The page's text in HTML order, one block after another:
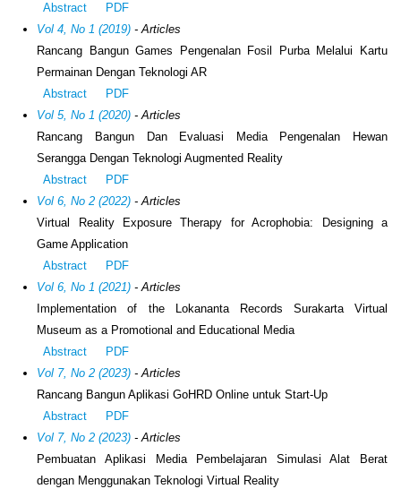
Abstract
PDF
Vol 4, No 1 (2019) - Articles
Rancang Bangun Games Pengenalan Fosil Purba Melalui Kartu
Permainan Dengan Teknologi AR
Abstract
PDF
Vol 5, No 1 (2020) - Articles
Rancang Bangun Dan Evaluasi Media Pengenalan Hewan
Serangga Dengan Teknologi Augmented Reality
Abstract
PDF
Vol 6, No 2 (2022) - Articles
Virtual Reality Exposure Therapy for Acrophobia: Designing a
Game Application
Abstract
PDF
Vol 6, No 1 (2021) - Articles
Implementation of the Lokananta Records Surakarta Virtual
Museum as a Promotional and Educational Media
Abstract
PDF
Vol 7, No 2 (2023) - Articles
Rancang Bangun Aplikasi GoHRD Online untuk Start-Up
Abstract
PDF
Vol 7, No 2 (2023) - Articles
Pembuatan Aplikasi Media Pembelajaran Simulasi Alat Berat
dengan Menggunakan Teknologi Virtual Reality